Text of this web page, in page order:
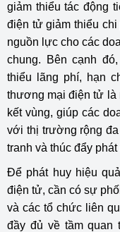
giảm thiểu tác động
điện tử giảm thiểu
nguồn lực cho các
chung. Bên cạnh
thiểu lãng phí, hạn
thương mại điện tử là
kết vùng, giúp các
với thị trường rộng
tranh và thúc đẩy
Để phát huy hiệu
điện tử, cần có sự
và các tổ chức liên
đầy đủ về tầm quan